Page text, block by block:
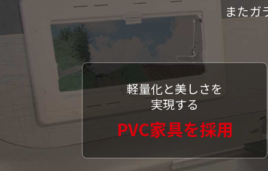
またガ
軽量化と美しさを
実現する
PVC家具を採用